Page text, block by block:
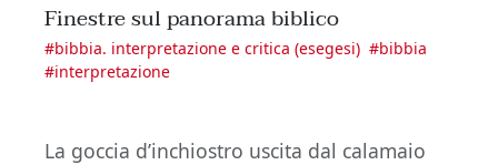
Finestre sul panorama biblico
#bibbia. interpretazione e critica (esegesi) #bibbia
#interpretazione
La goccia d’inchiostro uscita dal calamaio